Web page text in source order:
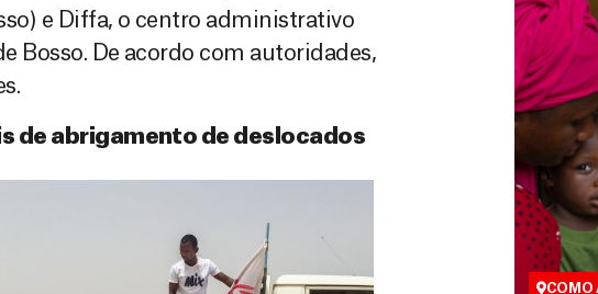
e Diffa, o centro administrativo
Bosso. De acordo com autoridades,
de abrigamento de deslocados
Doação
São as
que nos
vidas em
COMO